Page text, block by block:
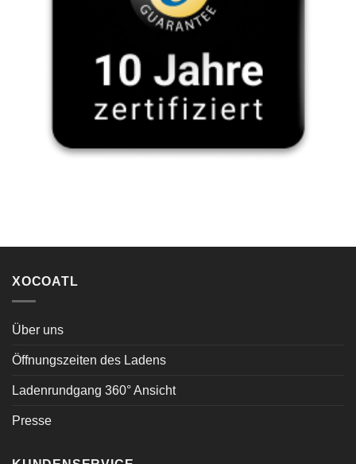
XOCOATL
Über uns
Öffnungszeiten des Ladens
Ladenrundgang 360° Ansicht
Presse